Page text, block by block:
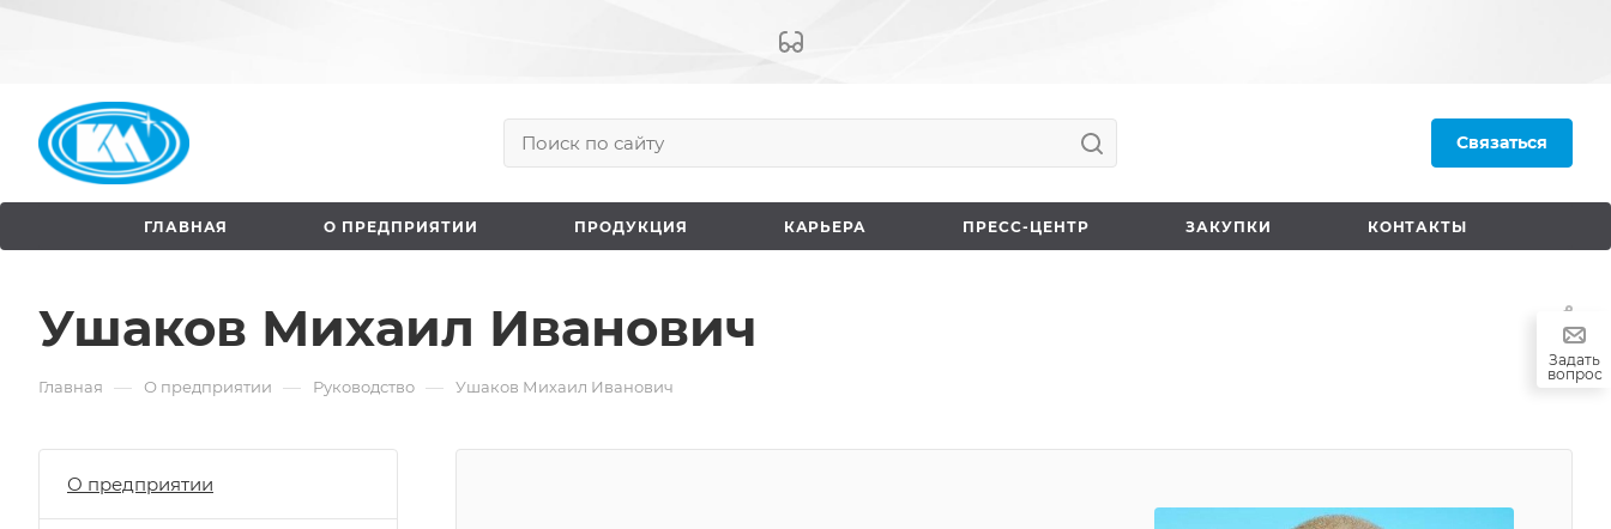
Связаться
ГЛАВНАЯ О ПРЕДПРИЯТИИ ПРОДУКЦИЯ КАРЬЕРА ПРЕCC-ЦЕНТР ЗАКУПКИ КОНТАКТЫ
Ушаков Михаил Иванович
Главная — О предприятии — Руководство — Ушаков Михаил Иванович
О предприятии